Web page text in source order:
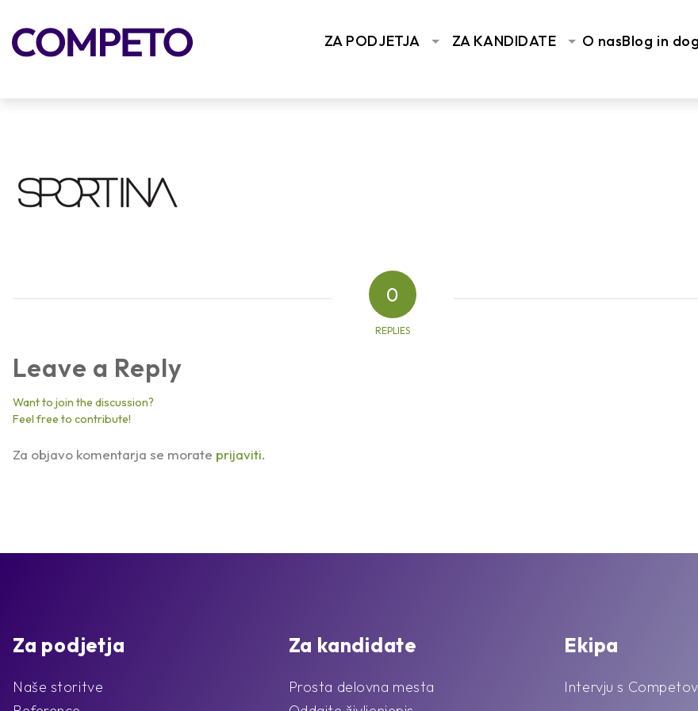
ZA PODJETJA ZA KANDIDATE O nasBlog in
0
REPLIES
Leave a Reply
Want to join the discussion?
Feel free to contribute!
Za objavo komentarja se morate prijaviti.
Za podjetja
Naše storitve
Za kandidate
Prosta delovna mesta
Ekipa
Intervju s